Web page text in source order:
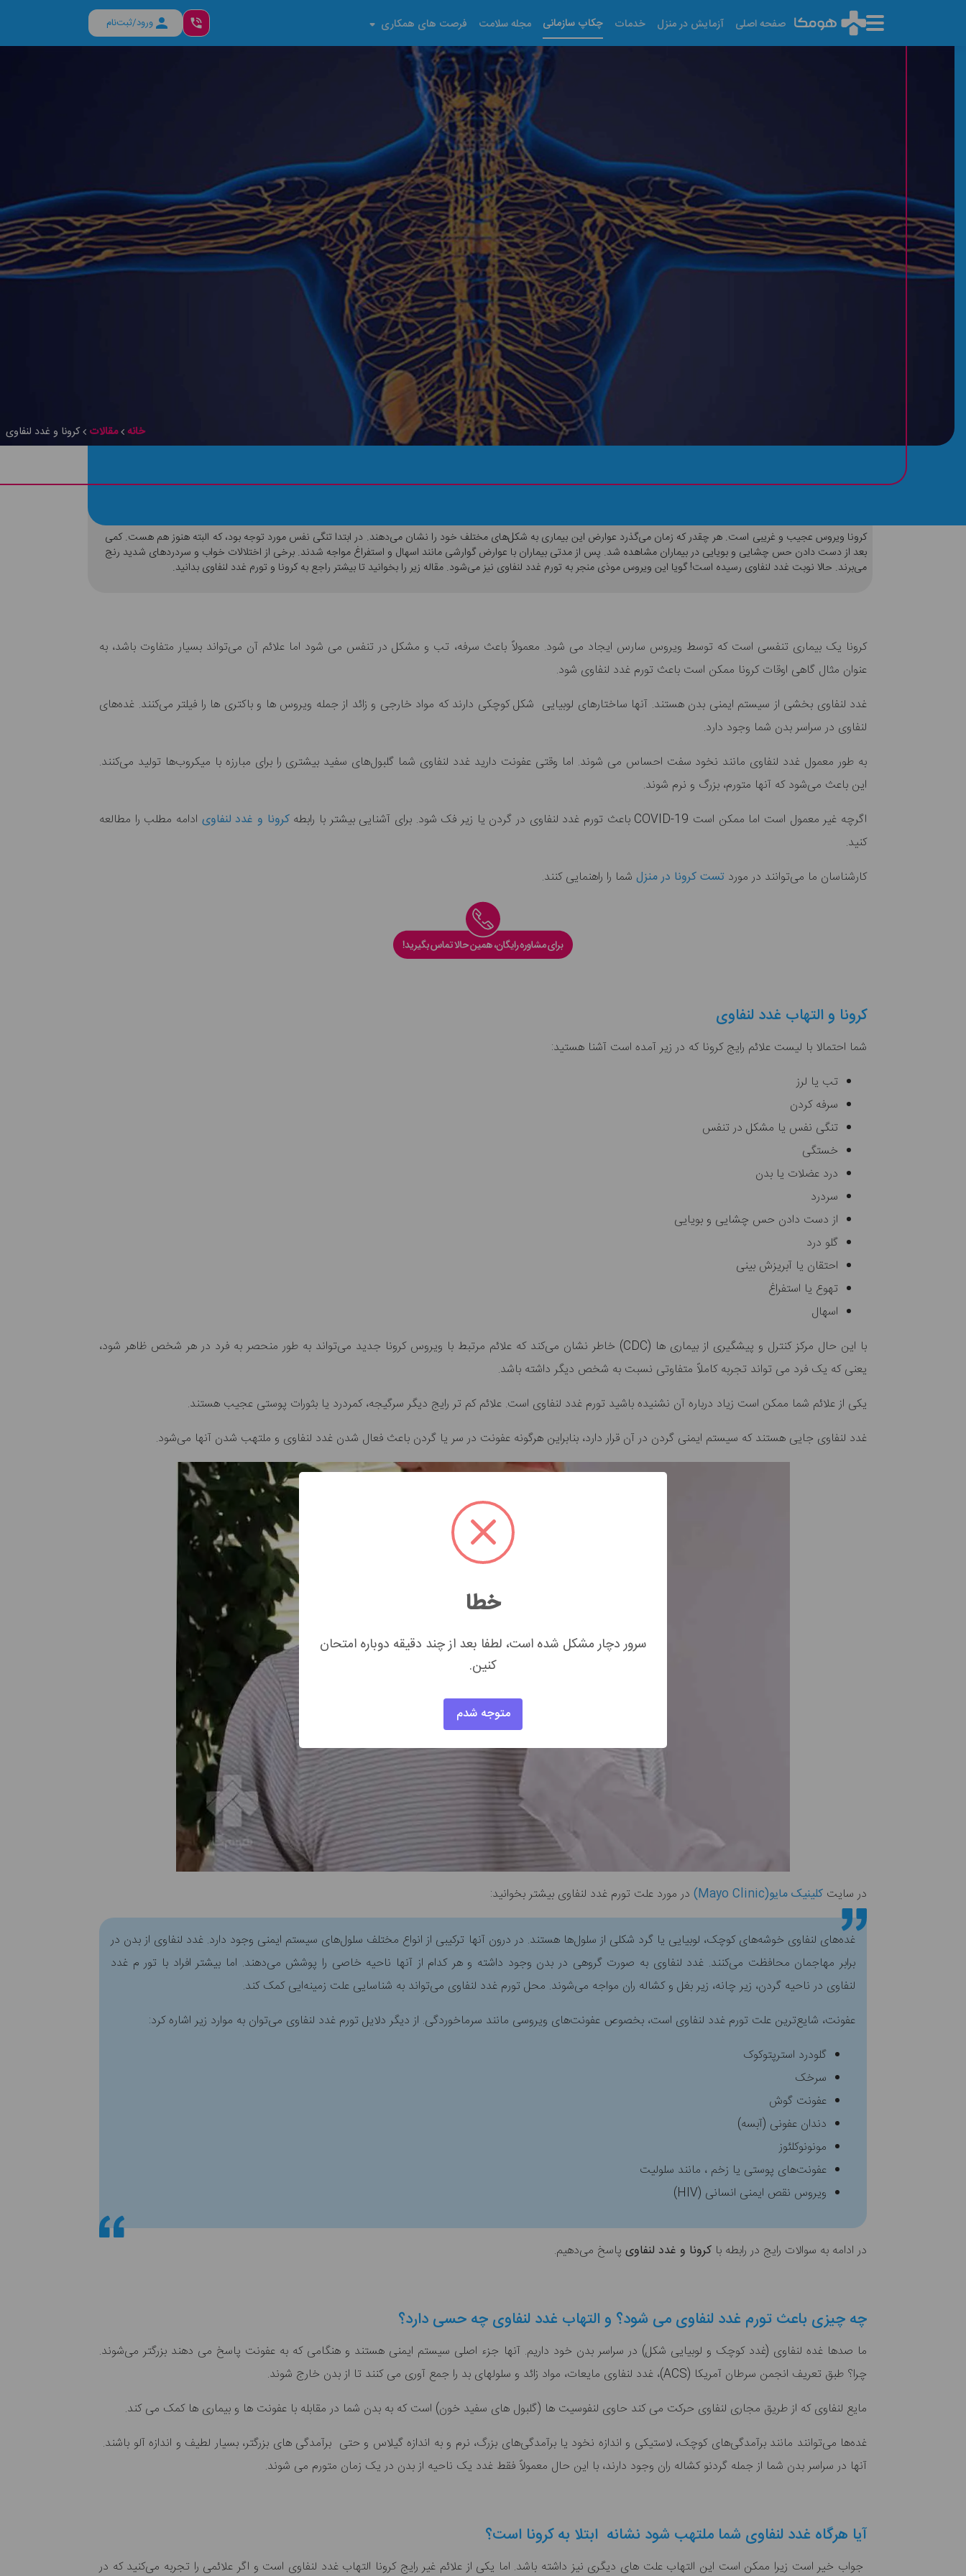
صفحه اصلی آزمایش در منزل خدمات چکاپ سازمانی مجله سلامت فرصت های همکاری ورود/ثبت‌نام
خانه مقالات کرونا و غدد لنفاوی
کرونا و غدد لنفاوی
کرونا ویروس عجیب و غریبی است. هر چقدر که زمان می‌گذرد عوارض این بیماری به شکل‌های مختلف خود را نشان می‌دهند. در ابتدا تنگی نفس مورد توجه بود، که البته هنوز هم هست. کمی
بعد از دست دادن حس چشایی و بویایی در بیماران مشاهده شد. پس از مدتی بیماران با عوارض گوارشی مانند اسهال و استفراغ مواجه شدند. برخی از اختلالات خواب و سردرد‌های شدید رنج
می‌برند. حالا نوبت غدد لنفاوی رسیده است! گویا این ویروس موذی منجر به تورم غدد لنفاوی نیز می‌شود. مقاله زیر را بخوانید تا بیشتر راجع به کرونا و تورم غدد لنفاوی بدانید.
کرونا یک بیماری تنفسی است که توسط ویروس سارس ایجاد می شود. معمولاً باعث سرفه، تب و مشکل در تنفس می شود اما علائم آن می‌تواند بسیار متفاوت باشد، به
عنوان مثال گاهی اوقات کرونا ممکن است باعث تورم غدد لنفاوی شود.
غدد لنفاوی بخشی از سیستم ایمنی بدن هستند. آنها ساختارهای لوبیایی شکل کوچکی دارند که مواد خارجی و زائد از جمله ویروس ها و باکتری ها را فیلتر می‌کنند. غده‌های
لنفاوی در سراسر بدن شما وجود دارد.
به طور معمول غدد لنفاوی مانند نخود سفت احساس می شوند. اما وقتی عفونت دارید غدد لنفاوی شما گلبول‌های سفید بیشتری را برای مبارزه با میکروب‌ها تولید می‌کنند.
این باعث می‌شود که آنها متورم، بزرگ و نرم شوند.
اگرچه غیر معمول است اما ممکن است COVID-19 باعث تورم غدد لنفاوی در گردن یا زیر فک شود. برای آشنایی بیشتر با رابطه
کرونا و غدد لنفاوی ادامه مطلب را مطالعه
کنید.
کارشناسان ما می‌توانند در مورد تست کرونا در منزل شما را راهنمایی کنند.
کرونا و التهاب غدد لنفاوی
شما احتمالا با لیست علائم رایج کرونا که در زیر آمده است آشنا هستید:
تب یا لرز
سرفه کردن
تنگی نفس یا مشکل در تنفس
خستگی
درد عضلات یا بدن
سردرد
از دست دادن حس چشایی و بویایی
گلو درد
احتقان یا آبریزش بینی
تهوع یا استفراغ
اسهال
با این حال مرکز کنترل و پیشگیری از بیماری ها (CDC) خاطر نشان می‌کند که علائم مرتبط با ویروس کرونا جدید می‌تواند به طور منحصر به فرد در هر شخص ظاهر شود،
یعنی که یک فرد می تواند تجربه کاملاً متفاوتی نسبت به شخص دیگر داشته باشد.
یکی از علائم شما ممکن است زیاد درباره آن نشنیده باشید تورم غدد لنفاوی است. علائم کم تر رایج دیگر سرگیجه، کمردرد یا بثورات پوستی عجیب هستند.
غدد لنفاوی جایی هستند که سیستم ایمنی گردن در آن قرار دارد، بنابراین هرگونه عفونت در سر یا گردن باعث فعال شدن غدد لنفاوی و ملتهب شدن آنها می‌شود.
در سایت کلینیک مایو(Mayo Clinic) در مورد علت تورم غدد لنفاوی بیشتر بخوانید:
غده‌های لنفاوی خوشه‌های کوچک، لوبیایی یا گرد شکلی از سلول‌ها هستند. در درون آنها ترکیبی از انواع مختلف سلول‌های سیستم ایمنی وجود دارد. غدد لنفاوی از بدن در
برابر مهاجمان محافظت می‌کنند. غدد لنفاوی به صورت گروهی در بدن وجود داشته و هر کدام از آنها ناحیه خاصی را پوشش می‌دهند. اما بیشتر افراد با تور م غدد
لنفاوی در ناحیه گردن، زیر چانه، زیر بغل و کشاله ران مواجه می‌شوند. محل تورم غدد لنفاوی می‌تواند به شناسایی علت زمینه‌ایی کمک کند.
عفونت، شایع‌ترین علت تورم غدد لنفاوی است، بخصوص عفونت‌های ویروسی مانند سرماخوردگی. از دیگر دلایل تورم غدد لنفاوی می‌توان به موارد زیر اشاره کرد:
گلودرد استرپتوکوک
سرخک
عفونت گوش
دندان عفونی (آبسه)
مونونوکلئوز
عفونت‌های پوستی یا زخم ، مانند سلولیت
ویروس نقص ایمنی انسانی (HIV)
در ادامه به سوالات رایج در رابطه با کرونا و غدد لنفاوی پاسخ می‌دهیم.
چه چیزی باعث تورم غدد لنفاوی می شود؟ و التهاب غدد لنفاوی چه حسی دارد؟
ما صدها غده لنفاوی (غدد کوچک و لوبیایی شکل) در سراسر بدن خود داریم. آنها جزء اصلی سیستم ایمنی هستند و هنگامی که به عفونت پاسخ می دهند بزرگتر می‌شوند.
چرا؟ طبق تعریف انجمن سرطان آمریکا (ACS)، غدد لنفاوی مایعات، مواد زائد و سلولهای بد را جمع آوری می کنند تا از بدن خارج شوند.
مایع لنفاوی که از طریق مجاری لنفاوی حرکت می کند حاوی لنفوسیت ها (گلبول های سفید خون) است که به بدن شما در مقابله با عفونت ها و بیماری ها کمک می کند.
غده‌ها می‌توانند مانند برآمدگی‌های کوچک، لاستیکی و اندازه نخود یا برآمدگی‌های بزرگ، نرم و به اندازه گیلاس و حتی برآمدگی های بزرگتر، بسیار لطیف و اندازه آلو باشند.
آنها در سراسر بدن شما از جمله گردنو کشاله ران وجود دارند، با این حال معمولاً فقط غدد یک ناحیه از بدن در یک زمان متورم می شوند.
آیا هرگاه غدد لنفاوی شما ملتهب شود نشانه ابتلا به کرونا است؟
جواب خیر است زیرا ممکن است این التهاب علت های دیگری نیز داشته باشد. اما یکی از علائم غیر رایج کرونا التهاب غدد لنفاوی است و اگر علائمی را تجربه می‌کنید که در
خطا
سرور دچار مشکل شده است، لطفا بعد از چند دقیقه دوباره امتحان
کنین.
متوجه شدم